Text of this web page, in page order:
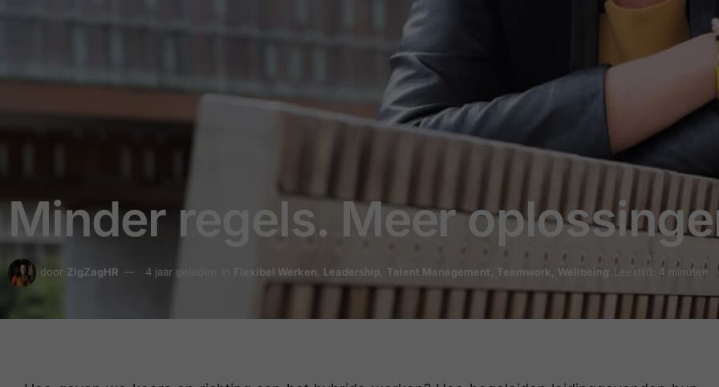
Minder regels. Meer
door ZigZagHR 4 jaar geleden Flexibel Werken Leadership Talent Management Teamwork Wellbeing Leestijd: 4 minuten